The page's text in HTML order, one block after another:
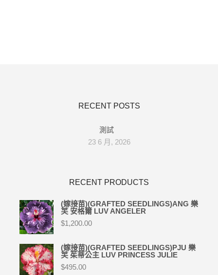
RECENT POSTS
測試
23 6 月, 2026
RECENT PRODUCTS
(嫁接苗)(GRAFTED SEEDLINGS)ANG 樂
芙 安格爾 LUV ANGELER
$1,200.00
(嫁接苗)(GRAFTED SEEDLINGS)PJU 樂
芙 茱蒂公主 LUV PRINCESS JULIE
$495.00